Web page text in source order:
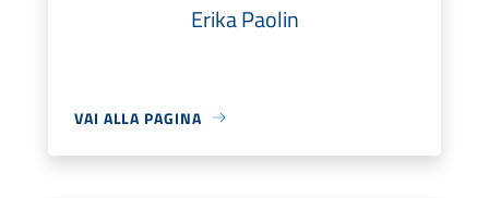
Erika Paolin
VAI ALLA PAGINA